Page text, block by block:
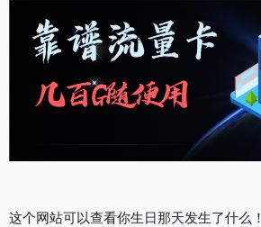
这个网站可以查看你生日那天发生了什么！